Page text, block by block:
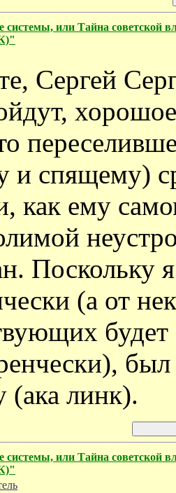
системы, или Тайна советской
Сергей
спящему)
как ему
Поскольку я
(а от
будет
(ака линк).
системы, или Тайна советской